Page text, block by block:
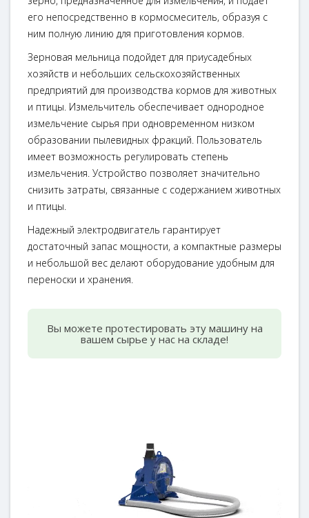
его непосредственно в кормосмеситель, образуя с
ним полную линию для приготовления кормов.
Зерновая мельница подойдет для приусадебных
хозяйств и небольших сельскохозяйственных
предприятий для производства кормов для животных
и птицы. Измельчитель обеспечивает однородное
измельчение сырья при одновременном низком
образовании пылевидных фракций. Пользователь
имеет возможность регулировать степень
измельчения. Устройство позволяет значительно
снизить затраты, связанные с содержанием животных
и птицы.
Надежный электродвигатель гарантирует
достаточный запас мощности, а компактные размеры
и небольшой вес делают оборудование удобным для
переноски и хранения.
Вы можете протестировать эту машину на
вашем сырье у нас на складе!